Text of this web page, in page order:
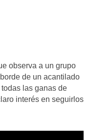
observa a un grupo
de un acantilado
las ganas de
interés en seguirlos